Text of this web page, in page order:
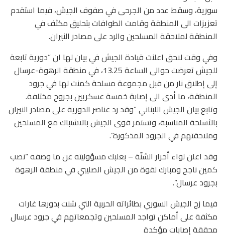
سورية، وسقط عدد من الجرحى في صفوف الجيش، فيما استقدم
تعزيزات الى المنطقة وقامت الطوافات بتحليق مكثف في
المنطقة لملاحقة المسلحين والرد على مصادر النيران.
وفي وقت لاحق اعلنت قيادة الجيش في بيان لها ان “دورية تابعة
للجيش تعرضت حوالى الساعة 13.25، في منطقة الرهوة-عرسال
إلى إطلاق نار من قبل مجموعة مسلحة كمنت لها في جرود
المنطقة، ما أدى الى إصابة خمسة عسكريين بجروح مختلفة.
وتابع بيان الجيش اللبناني “وقد رد عناصر الدورية على مصادر النيران
بالأسلحة المناسبة، وتستمر قوى الجيش بالاشتباك مع المسلحين
وملاحقتهم في الجرود المذكورة”.
وقد اعلن لواء أحرار السُنّة – بعلبك مسؤوليته عن ما وصفه “نصب
كمين ناجح ومبارك لقوة من الجيش الصليبي في منطقة الرهوة
بجرود عرسال”.
فيما زج الجيش السوري بطائراته الحربية التي شنت بدورها غارات
مكثفة على أماكن تواجد المسلحين وتجمعاتهم في جرود عرسال
محققة إصابات مؤكدة